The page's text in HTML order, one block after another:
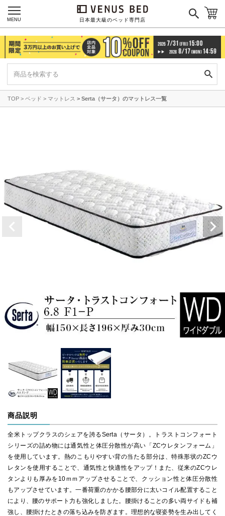
日本最大級のベッド専門店
MENU
TOP ベッド マットレス Serta（サータ）のマットレス一覧
商品説明
全米トップクラスのシェアを誇るSerta（サータ）。トラストコンフォート
シリーズの詰め物には通気性と体圧分散性が高い「ZCウレタンフォーム」
を使用しています。熱のこもりやすい背の当たる部分は、特殊形状のZCウ
レタンを使用することで、通気性と快適性をアップ！また、従来のZCウレ
タンよりも厚みを10ｍｍアップさせることで、クッション性と体圧分散性
もアップさせています。一番荷重のかかる腰部分に太いコイル配置すること
により、腰のサポート力も強化しました。腰掛けることの多い両サイドも補
強し、腰掛けたときの落ち込みを防ぎます。理想的な寝姿勢を生み出してく